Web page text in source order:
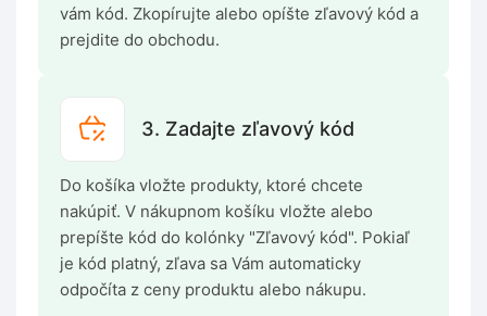
vám kód. Zkopírujte alebo opíšte zľavový kód a
prejdite do obchodu.
3. Zadajte zľavový kód
Do košíka vložte produkty, ktoré chcete
nakúpiť. V nákupnom košíku vložte alebo
prepíšte kód do kolónky "Zľavový kód". Pokiaľ
je kód platný, zľava sa Vám automaticky
odpočíta z ceny produktu alebo nákupu.